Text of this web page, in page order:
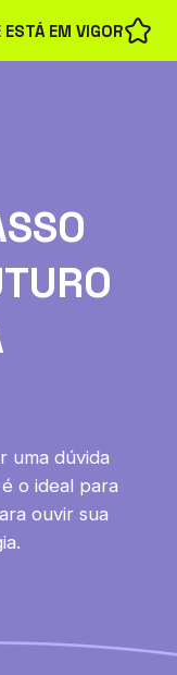
EM VIGOR
uma dúvida
o ideal para
ouvir sua